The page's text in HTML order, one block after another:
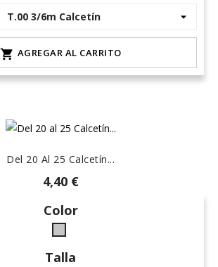
 AGREGAR AL CARRITO
Del 20 Al 25 Calcetín...
4,40 €
Color
Gris
L-
Talla